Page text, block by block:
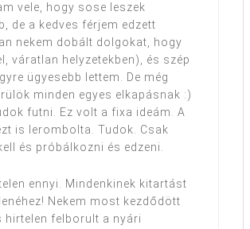
vele, hogy sose leszek
de a kedves férjem edzett
nekem dobált dolgokat, hogy
váratlan helyzetekben), és szép
ügyesebb lettem. De még
minden egyes elkapásnak :)
futni. Ez volt a fixa ideám. A
is lerombolta. Tudok. Csak
és próbálkozni és edzeni.
ennyi. Mindenkinek kitartást
Nekem most kezdődött
hirtelen felborult a nyári